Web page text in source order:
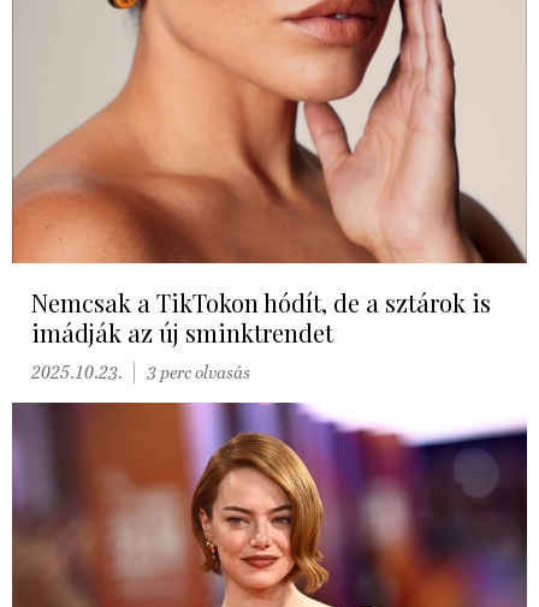
Nemcsak a TikTokon hódít, de a sztárok is
imádják az új sminktrendet
2025.10.23. 3 perc olvasás